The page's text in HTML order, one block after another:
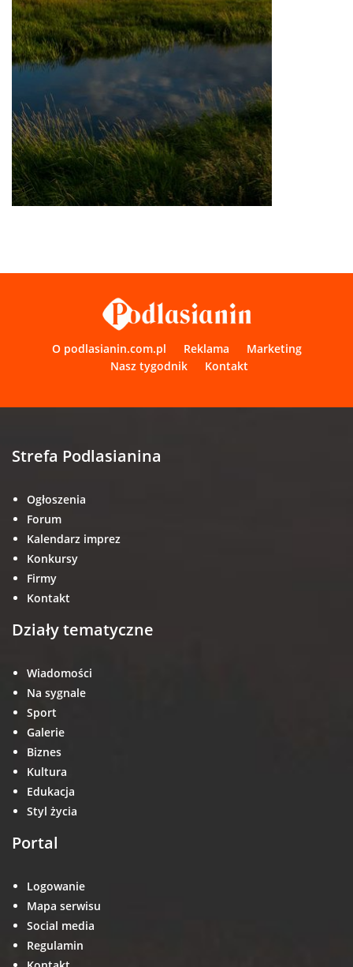
O podlasianin.com.pl Reklama
Marketing
Nasz tygodnik
Kontakt
Strefa Podlasianina
Ogłoszenia
Forum
Kalendarz imprez
Konkursy
Firmy
Kontakt
Działy tematyczne
Wiadomości
Na sygnale
Sport
Galerie
Biznes
Kultura
Edukacja
Styl życia
Portal
Logowanie
Mapa serwisu
Social media
Regulamin